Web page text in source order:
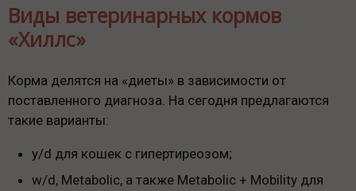
Виды ветеринарных кормов
«Хиллс»
Корма делятся на «диеты» в зависимости от
поставленного диагноза. На сегодня предлагаются
такие варианты:
y/d для кошек с гипертиреозом;
w/d, Metabolic, а также Metabolic + Mobility для